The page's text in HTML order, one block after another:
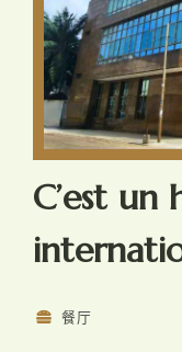
C’est un
餐厅